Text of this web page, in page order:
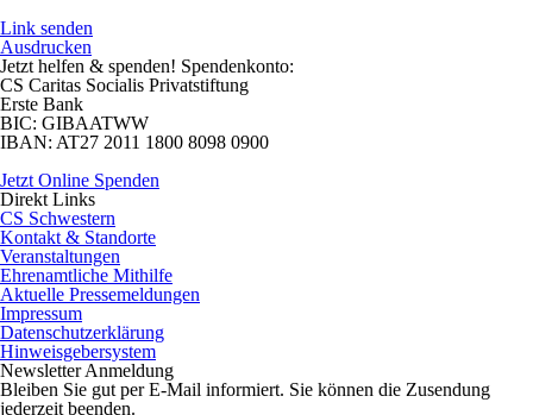
Link senden
Ausdrucken
Jetzt helfen & spenden! Spendenkonto:
CS Caritas Socialis Privatstiftung
Erste Bank
BIC: GIBAATWW
IBAN: AT27 2011 1800 8098 0900
Jetzt Online Spenden
Direkt Links
CS Schwestern
Kontakt & Standorte
Veranstaltungen
Ehrenamtliche Mithilfe
Aktuelle Pressemeldungen
Impressum
Datenschutzerklärung
Hinweisgebersystem
NewsletterAnmeldung
Bleiben Sie gut per E-Mail informiert. Sie können die Zusendung
jederzeit beenden.